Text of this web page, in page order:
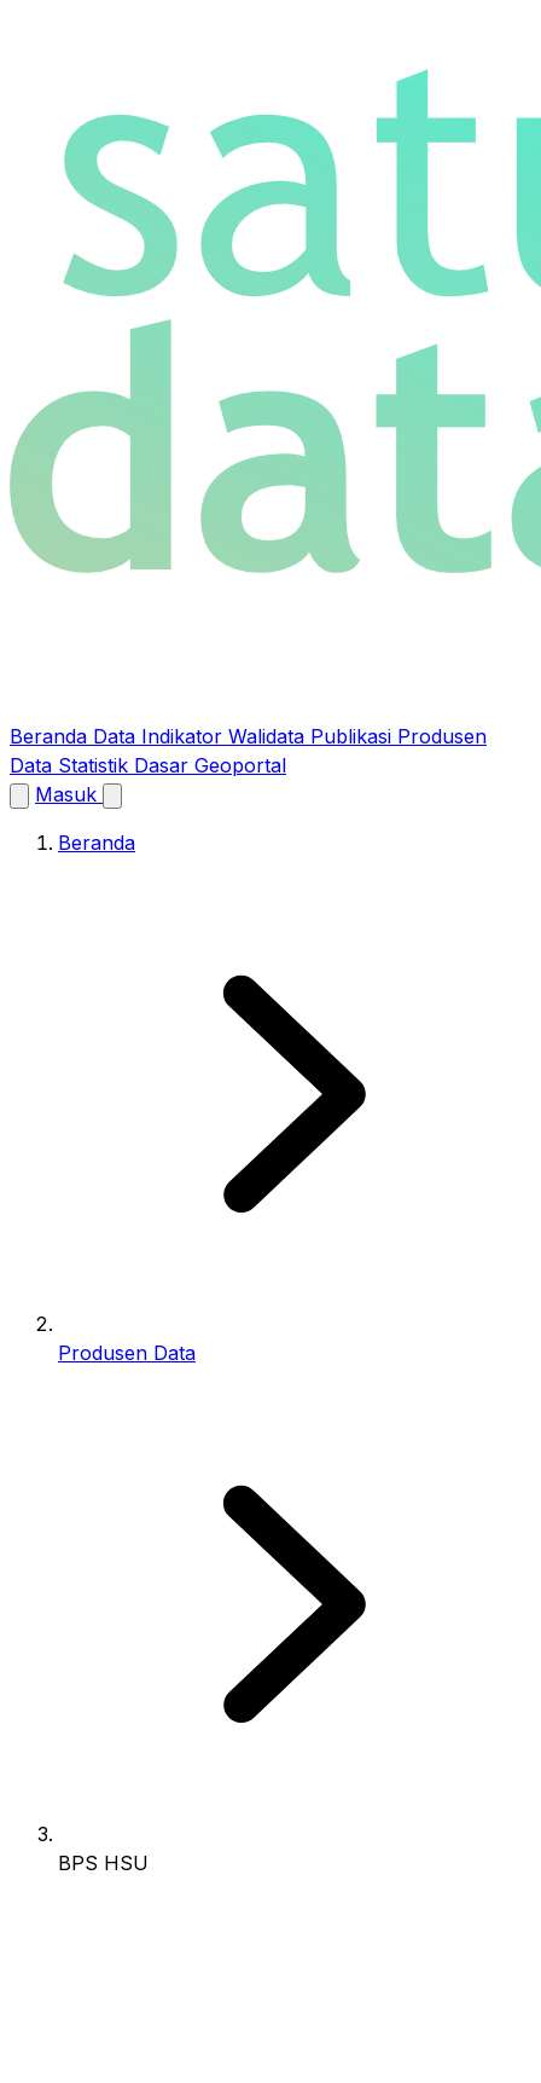
Beranda Data Indikator Walidata Publikasi Produsen
Data Statistik Dasar Geoportal
Masuk
Beranda
Produsen Data
BPS HSU